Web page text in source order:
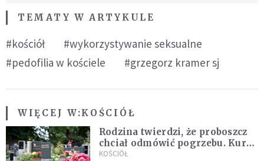
TEMATY W ARTYKULE
#kościół
#wykorzystywanie seksualne
#pedofilia w kościele
#grzegorz kramer sj
WIĘCEJ W:KOŚCIÓŁ
Rodzina twierdzi, że proboszcz
chciał odmówić pogrzebu. Kuria
zapowiada wyjaśnienia
KOŚCIÓŁ